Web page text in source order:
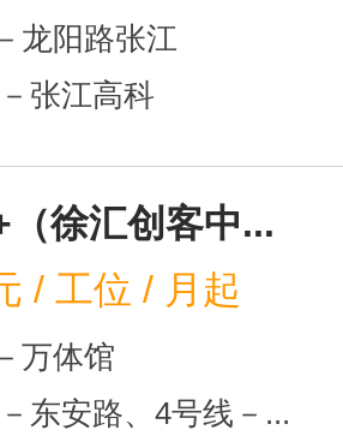
龙阳路张江
张江高科
（徐汇创客中...
/ 工位 / 月起
万体馆
东安路、4号线－...